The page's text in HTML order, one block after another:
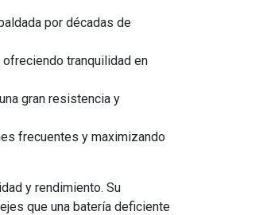
por décadas de
tranquilidad en
gran resistencia y
frecuentes y maximizando
y rendimiento. Su
que una batería deficiente